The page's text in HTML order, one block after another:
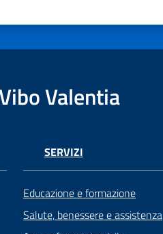
Valentia
SERVIZI
Educazione e formazione
Salute, benessere e assistenza